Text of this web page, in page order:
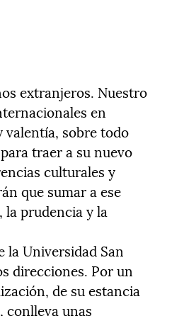
extranjeros. Nuestro
en
valentía, sobre todo
traer a su nuevo
culturales y
que sumar a ese
la prudencia y la
la Universidad San
direcciones. Por un
de su estancia
conlleva unas